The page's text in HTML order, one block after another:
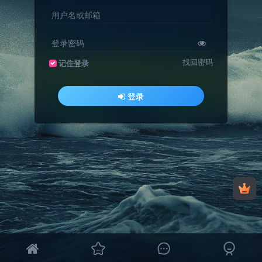
用户名或邮箱
登录密码
记住登录 找回密码
登录